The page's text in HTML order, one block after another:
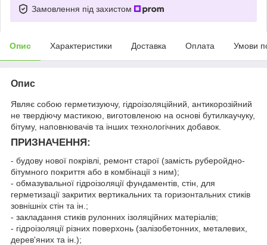
Замовлення під захистом
Опис Характеристики Доставка Оплата Умови
Опис
Являє собою герметизуючу, гідроізоляційний, антикорозійний
не твердіючу мастикою, виготовленою на основі бутилкаучуку,
бітуму, наповнювачів та інших технологічних добавок.
ПРИЗНАЧЕННЯ:
- будову нової покрівлі, ремонт старої (замість руберойдно-
бітумного покриття або в комбінації з ним);
- обмазувальної гідроізоляції фундаментів, стін, для
герметизації закритих вертикальних та горизонтальних стиків
зовнішніх стін та ін.;
- закладання стиків рулонних ізоляційних матеріалів;
- гідроізоляції різних поверхонь (залізобетонних, металевих,
дерев'яних та ін.);